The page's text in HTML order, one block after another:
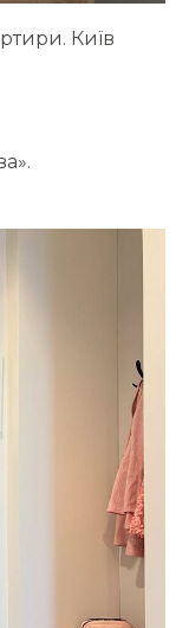
Київ